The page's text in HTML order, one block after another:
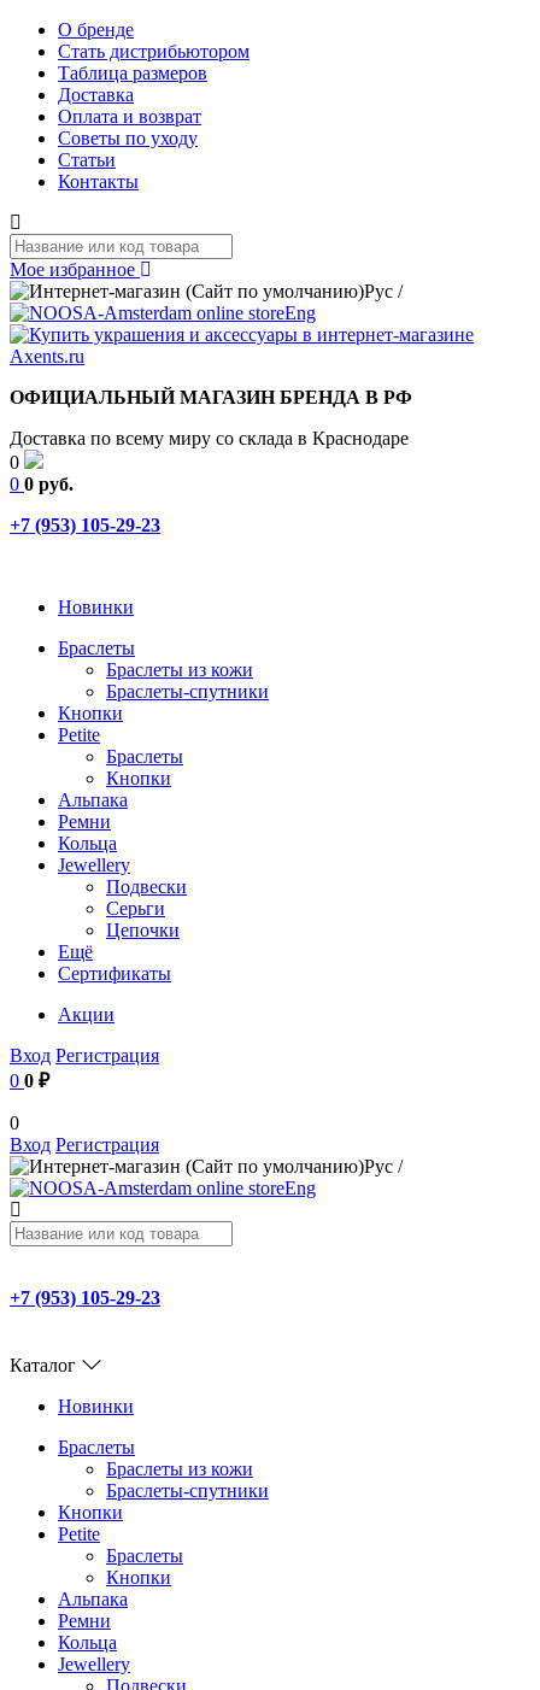
О бренде
Стать дистрибьютором
Таблица размеров
Доставка
Оплата и возврат
Советы по уходу
Статьи
Контакты
Мое избранное
Рус /
Eng
ОФИЦИАЛЬНЫЙ МАГАЗИН БРЕНДА В РФ
Доставка по всему миру со склада в Краснодаре
0
0 0 руб.
+7 (953) 105-29-23
Новинки
Браслеты
Браслеты из кожи
Браслеты-спутники
Кнопки
Petite
Браслеты
Кнопки
Альпака
Ремни
Кольца
Jewellery
Подвески
Серьги
Цепочки
Ещё
Сертификаты
Акции
Вход Регистрация
0 0 ₽
0
Вход Регистрация
Рус /
Eng
+7 (953) 105-29-23
Каталог
Новинки
Браслеты
Браслеты из кожи
Браслеты-спутники
Кнопки
Petite
Браслеты
Кнопки
Альпака
Ремни
Кольца
Jewellery
Подвески